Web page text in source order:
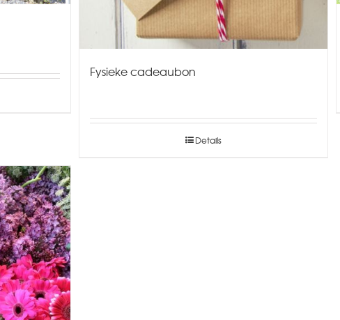
Fysieke cadeaubon
Details